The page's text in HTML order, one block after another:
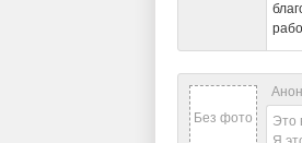
Без фото
Это